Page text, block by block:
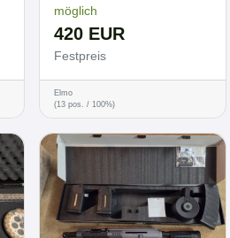
möglich
420 EUR
Festpreis
Elmo
(13 pos. / 100%)